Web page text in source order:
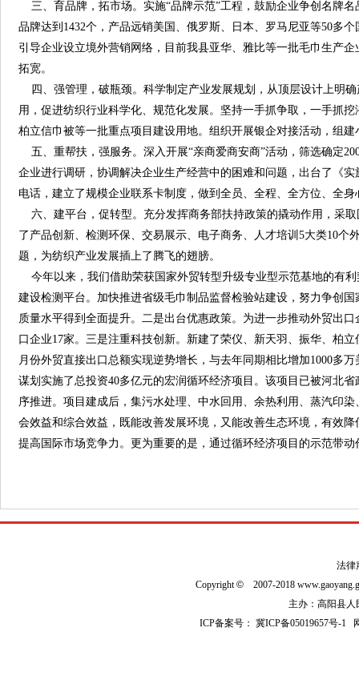
三、育品牌，拓市场。实施“品牌示范”工程，鼓励企业争创名牌
品牌达到1432个，产品远销美国、俄罗斯、日本、罗马尼亚等50多
引导企业设立境外营销网络，目前我县亚华、雅比等一批毛巾生产
拓宽。
四、强管理，破瓶颈。科学制定产业发展规划，从顶层设计上明
用，促进纺织行业科学化、规范化发展。坚持一手抓争取，一手抓
柏立信巾被等一批重点项目建设用地。组织开展银企对接活动，组
五、重帮扶，强服务。深入开展“亲商爱商安商”活动，筛选确定
企业进行调研，协调解决企业生产经营中的困难和问题，出台了《
电话，建立了规模企业联系卡制度，做到全员、全程、全方位、全
六、建平台，促转型。充分发挥商务部扶持政策的撬动作用，采
了产品创新、检测环保、交易展示、电子商务、人才培训5大类10
题，为纺织产业发展插上了腾飞的翅膀。
今年以来，我们借助荣获国家外贸转型升级专业型示范基地的有
建设检测平台。加快推进省级毛巾制品监督检验站建设，努力争创
质量水平得到全面提升。二是出台优惠政策。为进一步推动外贸出
口企业17家。三是注重科技创新。新建了荣仪、新天羽、振华、柏
月份外贸直接出口总额实现逆势增长，与去年同期相比增加1000多
谋划实施了总投资40多亿元的宏润循环经济项目。该项目已被河北
序推进。项目建成后，集污水处理、中水回用、余热利用、蒸汽印
会效益和综合效益，既能改善发展环境，又能改善生态环境，有效
提高国际市场竞争力。更为重要的是，通过循环经济项目的示范带
法律
Copyright© 2007-2018
主办：高阳县人
ICP备案号：冀ICP备05019657号-1